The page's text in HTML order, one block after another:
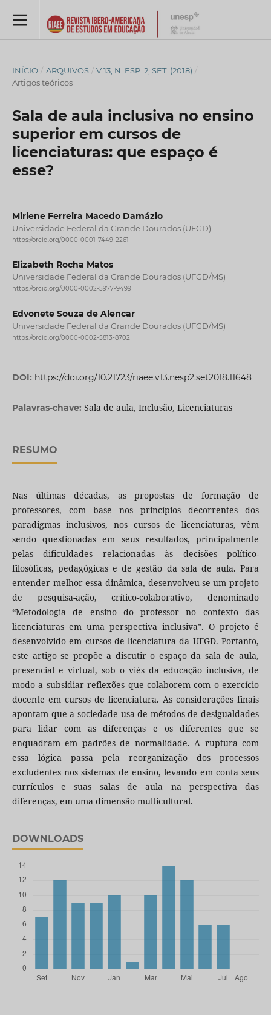
INÍCIO / ARQUIVOS / V.13, N. ESP. 2, SET. (2018) /
Artigos teóricos
Sala de aula inclusiva no ensino
superior em cursos de
licenciaturas: que espaço é
esse?
Mirlene Ferreira Macedo Damázio
Universidade Federal da Grande Dourados (UFGD)
https://orcid.org/0000-0001-7449-2261
Elizabeth Rocha Matos
Universidade Federal da Grande Dourados (UFGD/MS)
https://orcid.org/0000-0002-5977-9499
Edvonete Souza de Alencar
Universidade Federal da Grande Dourados (UFGD/MS)
https://orcid.org/0000-0002-5813-8702
DOI: https://doi.org/10.21723/riaee.v13.nesp2.set2018.11648
Palavras-chave: Sala de aula, Inclusão, Licenciaturas
RESUMO
Nas últimas décadas, as propostas de formação de
professores, com base nos princípios decorrentes dos
paradigmas inclusivos, nos cursos de licenciaturas, vêm
sendo questionadas em seus resultados, principalmente
pelas dificuldades relacionadas às decisões político-
filosóficas, pedagógicas e de gestão da sala de aula. Para
entender melhor essa dinâmica, desenvolveu-se um projeto
de pesquisa-ação, crítico-colaborativo, denominado
“Metodologia de ensino do professor no contexto das
licenciaturas em uma perspectiva inclusiva”. O projeto é
desenvolvido em cursos de licenciatura da UFGD. Portanto,
este artigo se propõe a discutir o espaço da sala de aula,
presencial e virtual, sob o viés da educação inclusiva, de
modo a subsidiar reflexões que colaborem com o exercício
docente em cursos de licenciatura. As considerações finais
apontam que a sociedade usa de métodos de desigualdades
para lidar com as diferenças e os diferentes que se
enquadram em padrões de normalidade. A ruptura com
essa lógica passa pela reorganização dos processos
excludentes nos sistemas de ensino, levando em conta seus
currículos e suas salas de aula na perspectiva das
diferenças, em uma dimensão multicultural.
DOWNLOADS